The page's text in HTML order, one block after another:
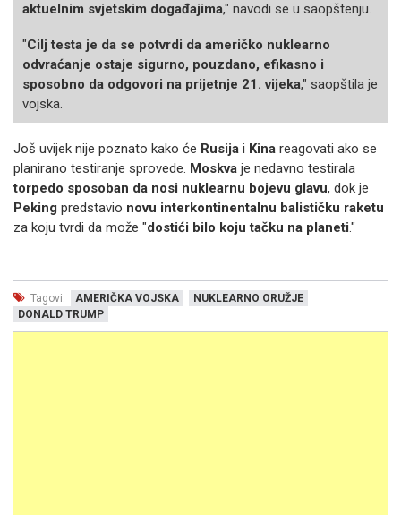
aktuelnim svjetskim događajima," navodi se u saopštenju.
"Cilj testa je da se potvrdi da američko nuklearno
odvraćanje ostaje sigurno, pouzdano, efikasno i
sposobno da odgovori na prijetnje 21. vijeka," saopštila je
vojska.
Još uvijek nije poznato kako će Rusija i Kina reagovati ako se
planirano testiranje sprovede. Moskva je nedavno testirala
torpedo sposoban da nosi nuklearnu bojevu glavu, dok je
Peking predstavio novu interkontinentalnu balističku raketu
za koju tvrdi da može "dostići bilo koju tačku na planeti."
Tagovi: AMERIČKA VOJSKA
NUKLEARNO ORUŽJE
DONALD TRUMP